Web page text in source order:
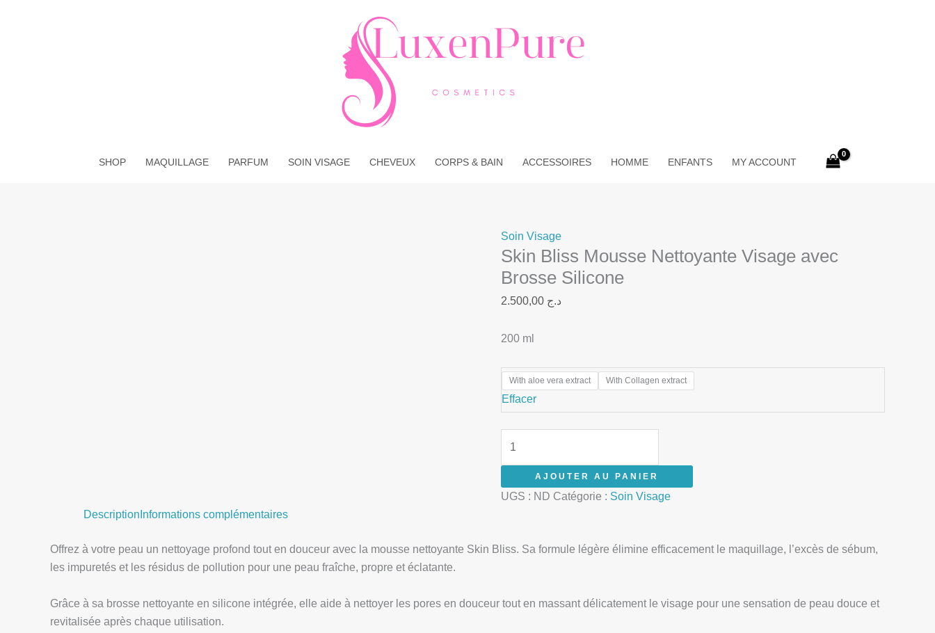
SHOP MAQUILLAGE PARFUM SOIN VISAGE CHEVEUX CORPS & BAIN ACCESSOIRES HOMME ENFANTS MY ACCOUNT
Soin Visage
Skin Bliss Mousse Nettoyante Visage avec
Brosse Silicone
د.ج
200 ml
With aloe vera extract With Collagen extract
Effacer
de
Skin
Nettoyante
AJOUTER AU PANIER
UGS : ND Catégorie : Soin Visage
Description Informations complémentaires
Offrez à votre peau un nettoyage profond tout en douceur avec la mousse nettoyante Skin Bliss. Sa formule légère élimine efficacement le maquillage, l’excès de sébum,
les impuretés et les résidus de pollution pour une peau fraîche, propre et éclatante.
Grâce à sa brosse nettoyante en silicone intégrée, elle aide à nettoyer les pores en douceur tout en massant délicatement le visage pour une sensation de peau douce et
revitalisée après chaque utilisation.